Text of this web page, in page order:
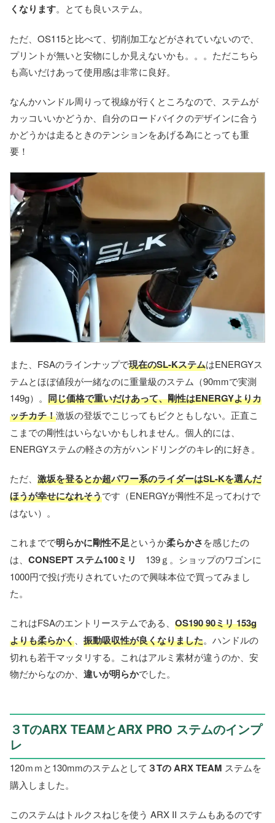
くなります。とても良いステム。
ただ、OS115と比べて、切削加工などがされていないので、
プリントが無いと安物にしか見えないかも。。。ただこちら
も高いだけあって使用感は非常に良好。
なんかハンドル周りって視線が行くところなので、ステムが
カッコいいかどうか、自分のロードバイクのデザインに合う
かどうかは走るときのテンションをあげる為にとっても重
要！
また、FSAのラインナップで現在のSL-KステムはENERGYス
テムとほぼ値段が一緒なのに重量級のステム（90mmで実測
149g）。 同じ価格で重いだけあって、剛性はENERGYよりカ
ッチカチ！激坂の登坂でこじってもビクともしない。正直こ
こまでの剛性はいらないかもしれません。個人的には、
ENERGYステムの軽さの方がハンドリングのキレ的に好き。
ただ、 激坂を登るとか超パワー系のライダーはSL-Kを選んだ
ほうが幸せになれそうです（ENERGYが剛性不足ってわけで
はない）。
これまでで明らかに剛性不足というか柔らかさを感じたの
は、 CONSEPT ステム100ミリ
139ｇ。ショップのワゴンに
1000円で投げ売りされていたので興味本位で買ってみまし
た。
これはFSAのエントリーステムである、 OS190 90ミリ 153g
よりも柔らかく
振動吸収性が良くなりました。ハンドルの
切れも若干マッタリする。これはアルミ素材が違うのか、安
物だからなのか、 違いが明らかでした。
３TのARX TEAMとARX PRO ステムのインプ
レ
120ｍｍと130mmのステムとして ３Tの ARX TEAM ステムを
購入しました。
このステムはトルクスねじを使う ARX II ステムもあるのです